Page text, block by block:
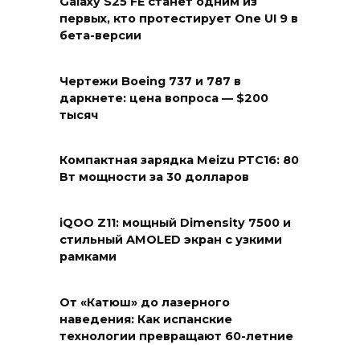
первых, кто протестирует One UI 9 в
бета-версии
Чертежи Boeing 737 и 787 в
даркнете: цена вопроса — $200
тысяч
Компактная зарядка Meizu PTC16: 80
Вт мощности за 30 долларов
iQOO Z11: мощный Dimensity 7500 и
стильный AMOLED экран с узкими
рамками
От «Катюш» до лазерного
наведения: Как испанские
технологии превращают 60-летние